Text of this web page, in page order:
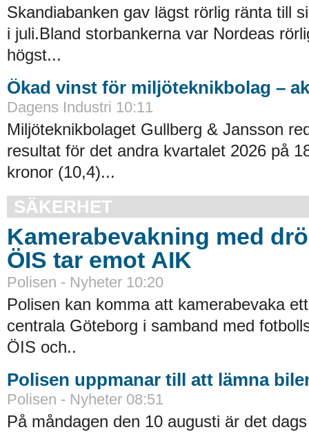
Skandiabanken gav lägst rörlig ränta till
i juli.Bland storbankerna var Nordeas
högst...
Ökad vinst för miljöteknikbolag –
Dagens Industri 10:11
Miljöteknikbolaget Gullberg & Jansson
resultat för det andra kvartalet 2026 på
kronor (10,4)...
SÄKERHET
Kamerabevakning med
ÖIS tar emot AIK
Polisen - Nyheter 10:20
Polisen kan komma att kamerabevaka
centrala Göteborg i samband med
ÖIS och..
Polisen uppmanar till att lämna
Polisen - Nyheter 08:51
På måndagen den 10 augusti är det